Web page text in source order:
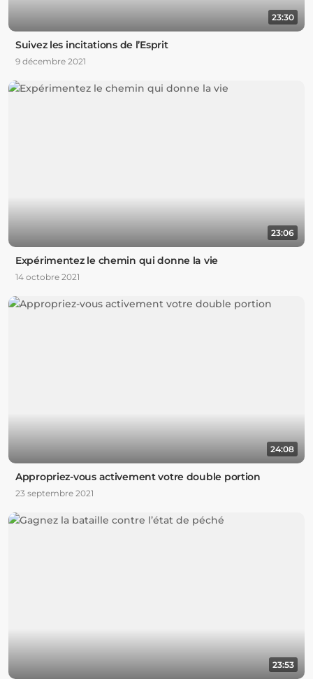
23:30
Suivez les incitations de l’Esprit
9 décembre 2021
23:06
Expérimentez le chemin qui donne la vie
14 octobre 2021
24:08
Appropriez-vous activement votre double portion
23 septembre 2021
23:53